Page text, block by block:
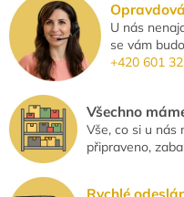
U nás
se vám
+420 601
Všechno
Vše, co si u nás
připraveno,